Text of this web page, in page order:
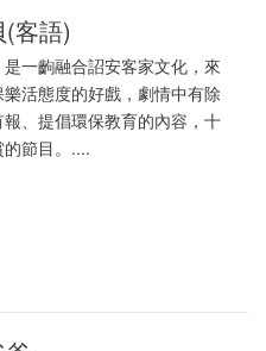
客語)
是一齣融合詔安客家文化，來
活態度的好戲，劇情中有除
、提倡環保教育的內容，十
節目。....